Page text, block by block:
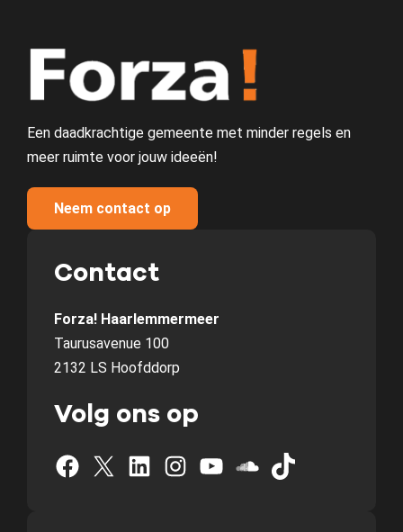
Een daadkrachtige gemeente met minder regels en
meer ruimte voor jouw ideeën!
Neem contact op
Contact
Forza! Haarlemmermeer
Taurusavenue 100
2132 LS Hoofddorp
Volg ons op
Facebook X LinkedIn Instagram YouTube SoundCloud TikTok